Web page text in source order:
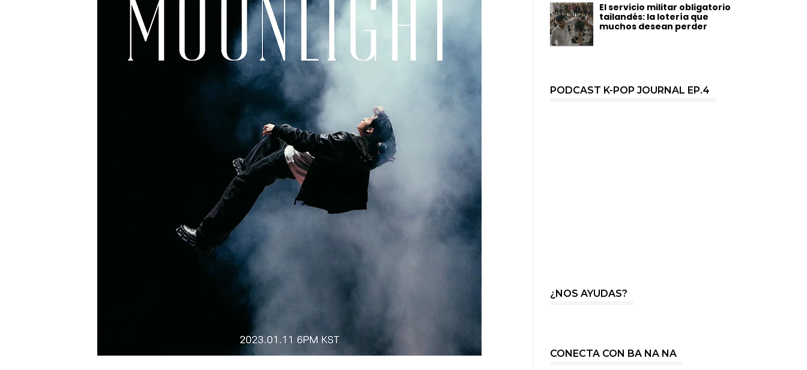
El servicio militar obligatorio
tailandés: la lotería que
muchos desean perder
PODCAST K-POP JOURNAL EP.4
¿NOS AYUDAS?
CONECTA CON BA NA NA